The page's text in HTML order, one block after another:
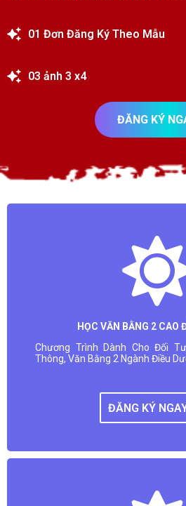
01 Đơn Đăng Ký Theo Mẫu
03 ảnh 3 x4
ĐĂNG KÝ
HỌC VĂN BẰNG 2 CAO
Chương Trình Dành Cho Đối
Thông, Văn Bằng 2 Ngành Điều
ĐĂNG KÝ